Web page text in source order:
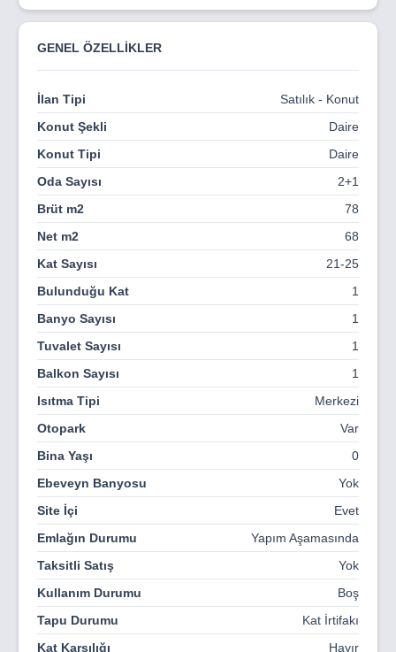
detaylar sayesinde hem konforlu bir yaşam alanı hem de
uzun vadede değer kazanan bir yatırım fırsatı sunuluyor.
🔑 Kolay kiralanabilir daire tipleri ve
📍 Merkezi konum avantajı ile Orion Beytepe, yatırım
açısından doğru ve güvenli bir tercih olarak öne çıkıyor.
🌿 Aileniz için huzurlu, güvenli ve kaliteli bir yaşam;
⭐ Aileniz için en doğru adres: Orion Beytepe
GENEL ÖZELLİKLER
İlan Tipi
Satılık - Konut
Konut Şekli
Daire
Konut Tipi
Daire
Oda Sayısı
2+1
Brüt m2
78
Net m2
68
Kat Sayısı
21-25
Bulunduğu Kat
1
Banyo Sayısı
1
Tuvalet Sayısı
1
Balkon Sayısı
1
Isıtma Tipi
Merkezi
Otopark
Var
Bina Yaşı
0
Ebeveyn Banyosu
Yok
Site İçi
Evet
Emlağın Durumu
Yapım Aşamasında
Taksitli Satış
Yok
Kullanım Durumu
Boş
Tapu Durumu
Kat İrtifakı
Kat Karşılığı
Hayır